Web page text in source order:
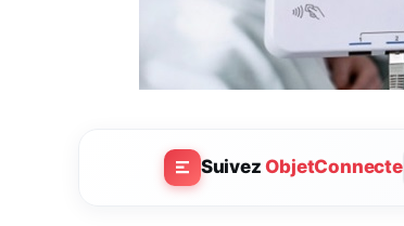
SuivezObjetConnecte